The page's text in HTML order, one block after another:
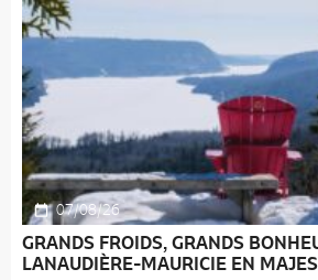
07/08/26
GRANDS FROIDS, GRANDS
LANAUDIÈRE-MAURICIE EN